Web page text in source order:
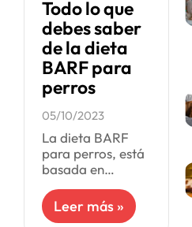
Todo lo que
debes saber
de la dieta
BARF para
perros
05/10/2023
La dieta BARF
para perros, está
basada en
y naturales, que
busca replicar la
Leer más »